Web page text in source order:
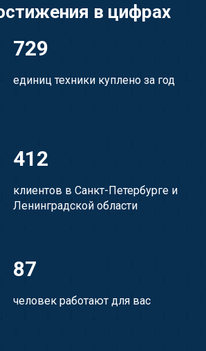
в цифрах
729
единиц техники куплено за год
412
клиентов в Санкт-Петербурге и
Ленинградской области
87
человек работают для вас